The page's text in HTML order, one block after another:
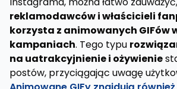
reklamodawców i właścicieli
korzysta z animowanych GIFów
kampaniach. Tego typu
na uatrakcyjnienie i ożywienie
postów, przyciągając uwagę